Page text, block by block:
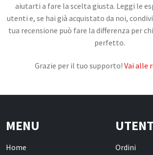
CHI SIAMO
CONTATTI
aiutarti a fare la scelta giusta. Leggi le
utenti e, se hai già acquistato da noi,
tua recensione può fare la differenza per
perfetto.
Grazie per il tuo supporto! Vai alle
MENU
Home
Ordini